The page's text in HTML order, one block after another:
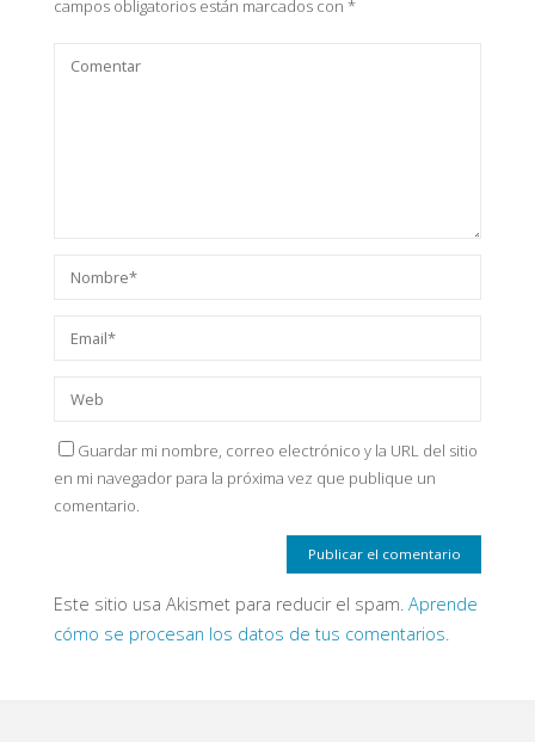
campos obligatorios están marcados con *
Guardar mi nombre, correo electrónico y la URL del sitio
en mi navegador para la próxima vez que publique un
comentario.
Este sitio usa Akismet para reducir el spam. Aprende
cómo se procesan los datos de tus comentarios.